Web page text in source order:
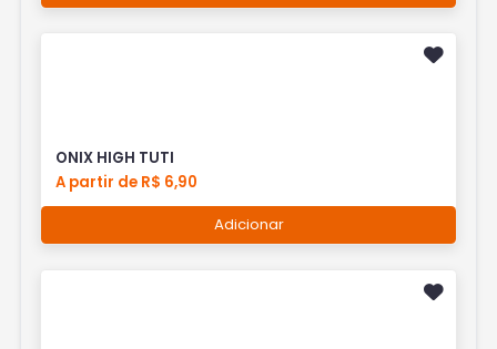
ONIX HIGH TUTI
A partir de R$ 6,90
Adicionar